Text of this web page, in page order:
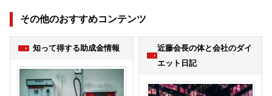
その他のおすすめコンテンツ
知って得する助成金情報
近藤会長の体と会社のダイ
エット日記